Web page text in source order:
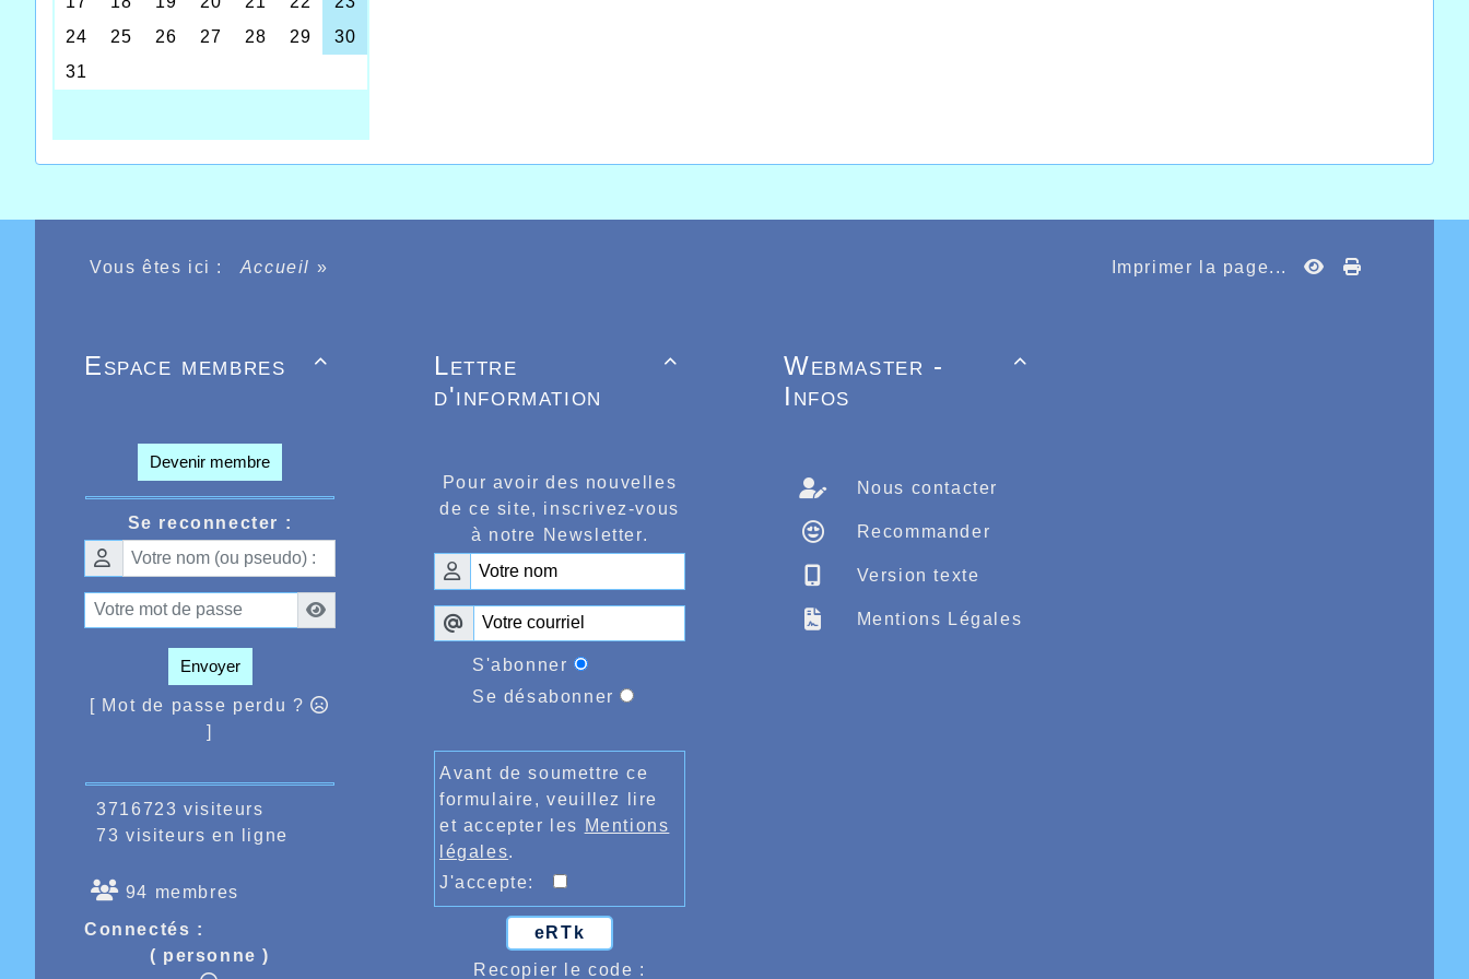
Vous êtes ici : Accueil » Imprimer la page...

Espace membres
Devenir membre
Se reconnecter :
Envoyer
[ Mot de passe perdu ?
]
3716723 visiteurs
73 visiteurs en ligne
94 membres
Connectés :
( personne )

Lettre
d'information
Pour avoir des nouvelles
de ce site, inscrivez-vous
à notre Newsletter.
S'abonner
Se désabonner
Avant de soumettre ce
formulaire, veuillez lire
et accepter les Mentions
légales.
J'accepte:
eRTk
Recopier le code :

Webmaster -
Infos
Nous contacter
Recommander
Version texte
Mentions Légales